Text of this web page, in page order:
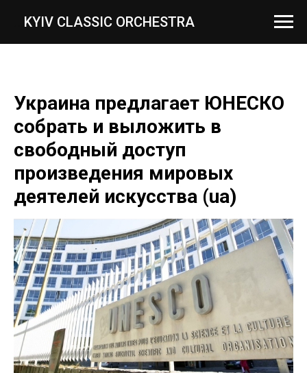
KYIV CLASSIC ORCHESTRA
Украина предлагает ЮНЕСКО
собрать и выложить в
свободный доступ
произведения мировых
деятелей искусства (ua)